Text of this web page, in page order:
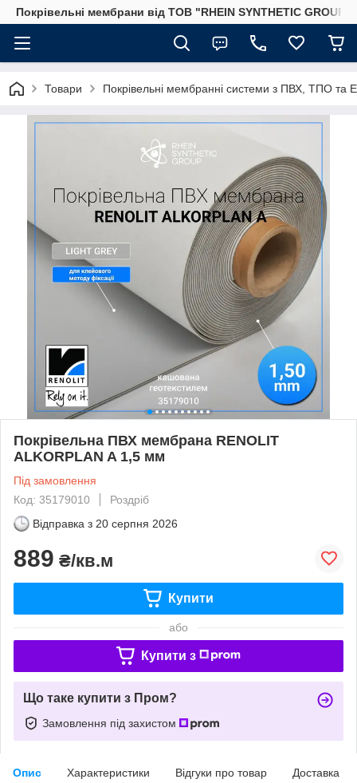
Покрівельні мембрани від ТОВ "RHEIN SYNTHETIC GROUP"
Товари Покрівельні мембранні системи з ПВХ, ТПО та
Покрівельна ПВХ мембрана RENOLIT
ALKORPLAN A 1,5 мм
Під замовлення
Код: 35179010
Роздріб
Відправка з 20 серпня 2026
889 ₴/кв.м
Купити
або
Купити з
Що таке купити з Пром?
Замовлення під захистом
Опис Характеристики Відгуки про товар Доставка